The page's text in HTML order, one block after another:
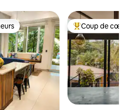
les plus appréciés Coups de cœur
Coup de cœur